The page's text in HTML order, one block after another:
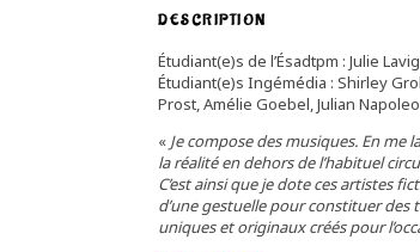
DESCRIPTION
Étudiant(e)s de l’Ésadtpm : Julie
Étudiant(e)s Ingémédia : Shirley
Prost, Amélie Goebel, Julian
« Je compose des musiques. En
la réalité en dehors de l’habituel
C’est ainsi que je dote ces artistes
d’une gestuelle pour constituer
uniques et originaux créés pour